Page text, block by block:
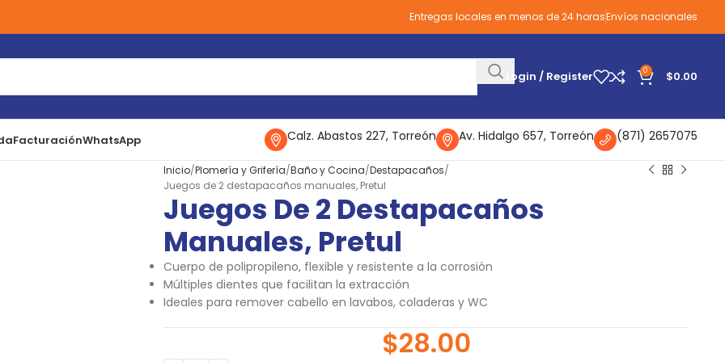
Entregas locales en menos de 24 horasEnvíos nacionales
Login / Register 0 $0.00
FacturaciónWhatsApp Calz. Abastos 227, Torreón Av. Hidalgo 657, Torreón (871) 2657075
Inicio Plomería y Grifería Baño y Cocina Destapacaños
Juegos de 2 destapacaños manuales, Pretul
Juegos De 2 Destapacaños
Manuales, Pretul
Cuerpo de polipropileno, flexible y resistente a la corrosión
Múltiples dientes que facilitan la extracción
Ideales para remover cabello en lavabos, coladeras y WC
$28.00